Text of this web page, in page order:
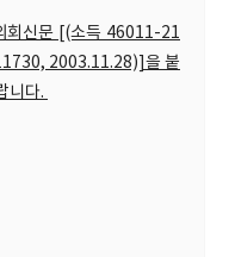
회신문 [(소득 46011-21
2003.11.28)]을 붙
니다.